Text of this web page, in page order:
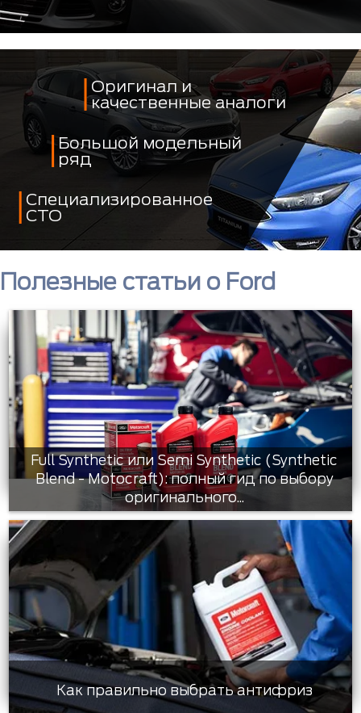
Оригинал и
качественные аналоги
Большой модельный
ряд
Специализированное
СТО
Полезные статьи о Ford
Full Synthetic или Semi Synthetic (Synthetic
Blend - Motocraft): полный гид по выбору
оригинального...
Как правильно выбрать антифриз